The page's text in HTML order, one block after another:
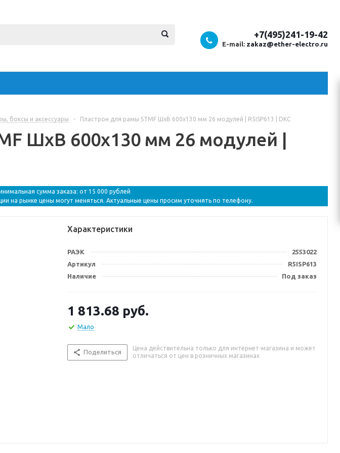
+7(495)241-19-42
E-mail: zakaz@ether-electro.ru
боксы и аксессуары - Пластрон для рамы STMF ШхВ 600х130 мм 26 модулей | R5ISP613 | DKC
ШхВ 600х130 мм 26 модулей |
сумма заказа: от 15 000 рублей
на рынке цены могут меняться. Актуальные цены просим уточнять по телефону.
Характеристики
РАЭК
2553022
Артикул
R5ISP613
Наличие
Под заказ
1 813.68 руб.
Мало
Поделиться
Цена действительна только для интернет-магазина и может
отличаться от цен в розничных магазинах